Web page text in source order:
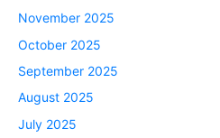
November 2025
October 2025
September 2025
August 2025
July 2025